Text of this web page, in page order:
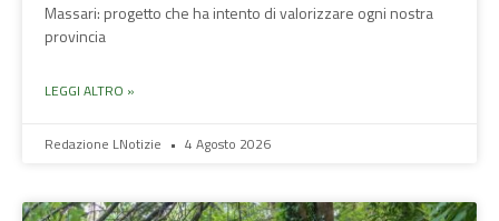
Massari: progetto che ha intento di valorizzare ogni nostra
provincia
LEGGI ALTRO »
Redazione LNotizie 4 Agosto 2026